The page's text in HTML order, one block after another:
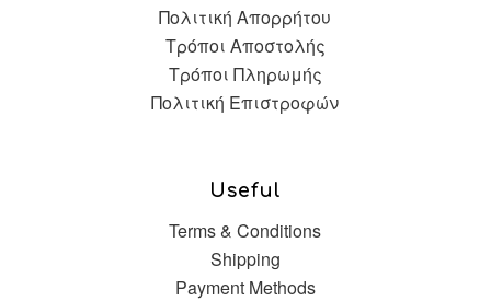
Πολιτική Απορρήτου
Τρόποι Αποστολής
Τρόποι Πληρωμής
Πολιτική Επιστροφών
Useful
Terms & Conditions
Shipping
Payment Methods